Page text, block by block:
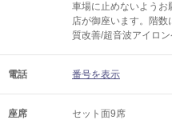
車場に止めないよう
店が御座います。階
質改善/超音波アイロン
電話 番号を表示
座席 セット面9席